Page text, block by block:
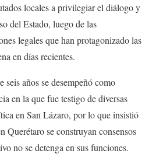
locales a privilegiar el diálogo y
del Estado, luego de las
legales que han protagonizado las
en días recientes.
años se desempeñó como
en la que fue testigo de diversas
en San Lázaro, por lo que insistió
Querétaro se construyan consensos
no se detenga en sus funciones.